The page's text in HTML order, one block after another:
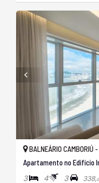
BALNEÁRIO CAMBORIÚ -
Apartamento no Edifício
3 4 3 338,